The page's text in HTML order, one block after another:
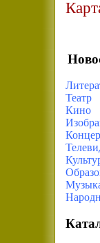
Театр
Кино